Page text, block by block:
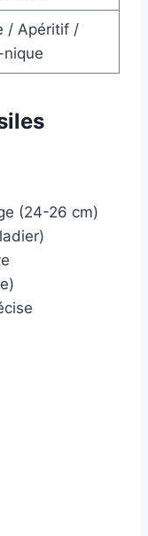
/ Apéritif /
nique
(24-26 cm)